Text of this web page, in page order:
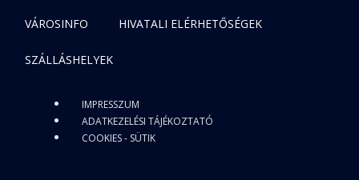
VÁROSINFO HIVATALI ELÉRHETŐSÉGEK
SZÁLLÁSHELYEK
IMPRESSZUM
ADATKEZELÉSI TÁJÉKOZTATÓ
COOKIES - SÜTIK